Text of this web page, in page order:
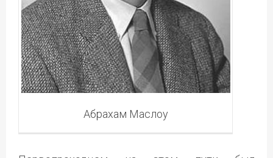
Абрахам Маслоу